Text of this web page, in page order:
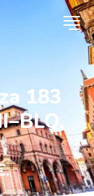
183